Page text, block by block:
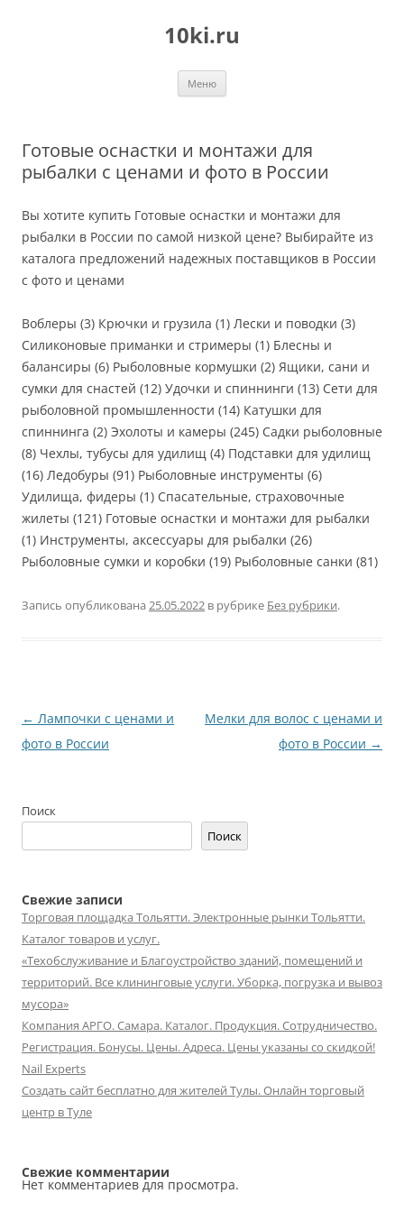
10ki.ru
Меню
Готовые оснастки и монтажи для
рыбалки с ценами и фото в России
Вы хотите купить Готовые оснастки и монтажи для
рыбалки в России по самой низкой цене? Выбирайте из
каталога предложений надежных поставщиков в России
с фото и ценами
Воблеры (3) Крючки и грузила (1) Лески и поводки (3)
Силиконовые приманки и стримеры (1) Блесны и
балансиры (6) Рыболовные кормушки (2) Ящики, сани и
сумки для снастей (12) Удочки и спиннинги (13) Сети для
рыболовной промышленности (14) Катушки для
спиннинга (2) Эхолоты и камеры (245) Садки рыболовные
(8) Чехлы, тубусы для удилищ (4) Подставки для удилищ
(16) Ледобуры (91) Рыболовные инструменты (6)
Удилища, фидеры (1) Спасательные, страховочные
жилеты (121) Готовые оснастки и монтажи для рыбалки
(1) Инструменты, аксессуары для рыбалки (26)
Рыболовные сумки и коробки (19) Рыболовные санки (81)
Запись опубликована 25.05.2022 в рубрике Без рубрики.
Навигация
по
← Лампочки с ценами и
фото в России
Мелки для волос с ценами и
фото в России →
Поиск
Поиск
Свежие записи
Торговая площадка Тольятти. Электронные рынки Тольятти.
Каталог товаров и услуг.
«Техобслуживание и Благоустройство зданий, помещений и
территорий. Все клининговые услуги. Уборка, погрузка и вывоз
мусора»
Компания АРГО. Самара. Каталог. Продукция. Сотрудничество.
Регистрация. Бонусы. Цены. Адреса. Цены указаны со скидкой!
Nail Experts
Создать сайт бесплатно для жителей Тулы. Онлайн торговый
центр в Туле
Свежие комментарии
Нет комментариев для просмотра.